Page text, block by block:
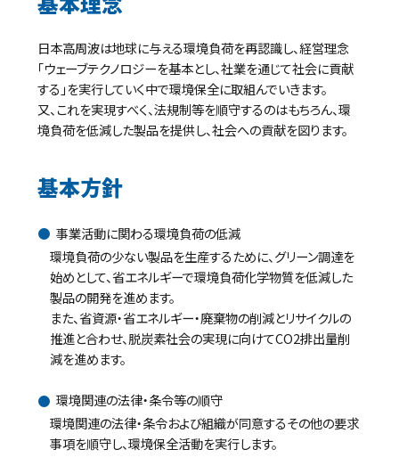
日本高周波は地球に与える環境負荷を再認識し、経営理念
「ウェーブテクノロジーを基本とし、社業を通じて社会に貢献
する」を実行していく中で環境保全に取組んでいきます。
又、これを実現すべく、法規制等を順守するのはもちろん、環
境負荷を低減した製品を提供し、社会への貢献を図ります。
基本方針
事業活動に関わる環境負荷の低減
環境負荷の少ない製品を生産するために、グリーン調達を
始めとして、省エネルギーで環境負荷化学物質を低減した
製品の開発を進めます。
また、省資源・省エネルギー・廃棄物の削減とリサイクルの
推進と合わせ、脱炭素社会の実現に向けてCO2排出量削
減を進めます。
環境関連の法律・条令等の順守
環境関連の法律・条令および組織が同意するその他の要求
事項を順守し、環境保全活動を実行します。